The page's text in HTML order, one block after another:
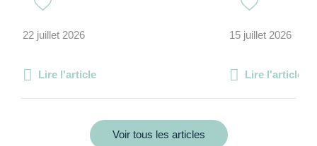
22 juillet 2026
Lire l'article
15 juillet 2026
Lire l'article
Voir tous les articles